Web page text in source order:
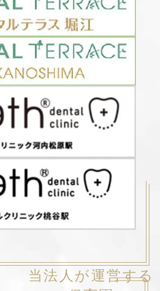
当法人が運営する